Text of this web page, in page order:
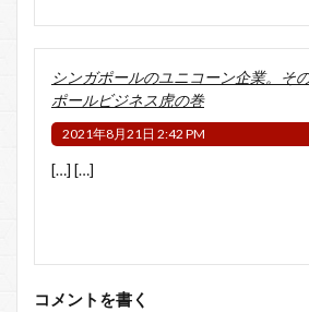
シンガポールのユニコーン企業。そ
ポールビジネス虎の巻
2021年8月21日 2:42 PM
[…] […]
コメントを書く